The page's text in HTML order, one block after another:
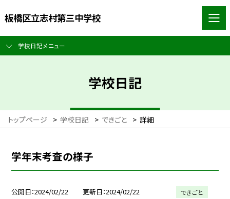
板橋区立志村第三中学校
学校日記メニュー
学校日記
トップページ > 学校日記 > できごと > 詳細
学年末考査の様子
公開日 2024/02/22 更新日 2024/02/22 できごと